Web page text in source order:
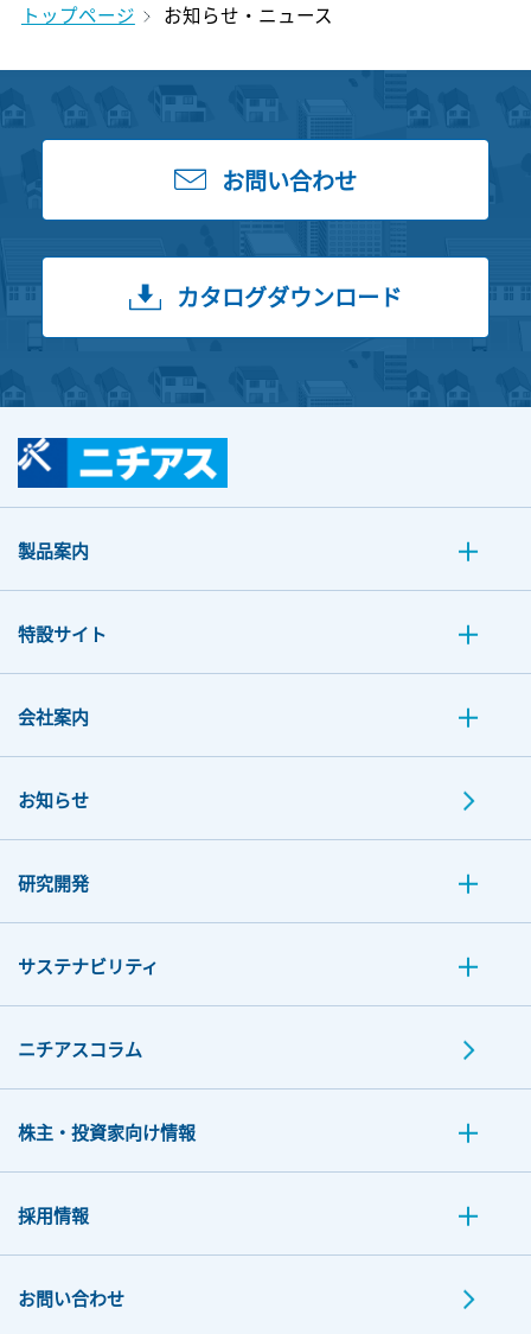
トップページ お知らせ・ニュース
お問い合わせ
カタログダウンロード
製品案内
特設サイト
会社案内
お知らせ
研究開発
サステナビリティ
ニチアスコラム
株主・投資家向け情報
採用情報
お問い合わせ